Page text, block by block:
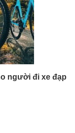
người đi xe đạp